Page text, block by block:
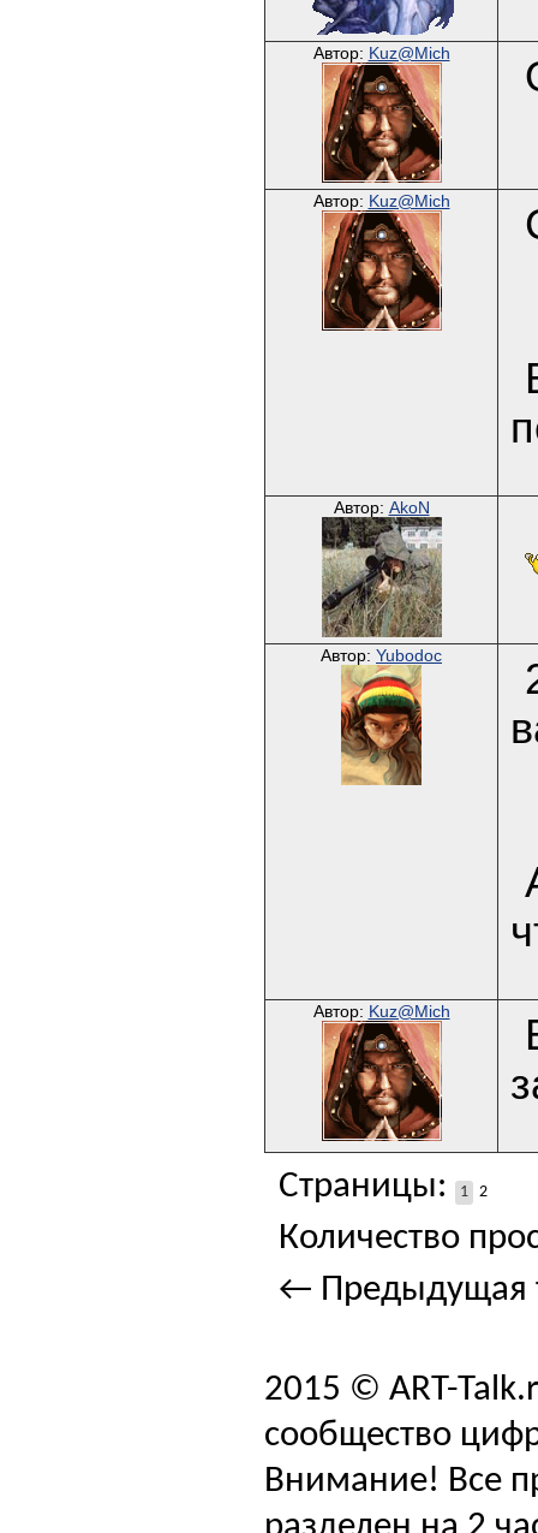
Автор: Kuz@Mich
Автор: Kuz@Mich
Автор: AkoN
Автор: Yubodoc
Автор: Kuz@Mich
Страницы: 1 2
Количество
← Предыдущая
2015 © ART-
сообщество
Внимание! Все